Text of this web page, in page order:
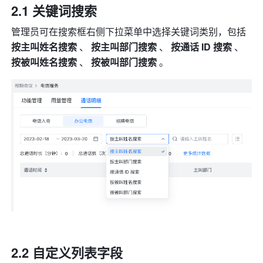
2.1 关键词搜索
按主叫姓名搜索 、 按主叫部门搜索 、 按通话 ID 搜索
按被叫姓名搜索 、 按被叫部门搜索 。
2.2 自定义列表字段